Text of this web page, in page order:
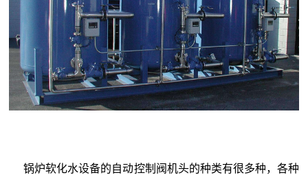
锅炉软化水设备的自动控制阀机头的种类有很多种，各种